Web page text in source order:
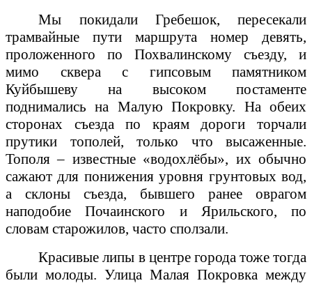
Мы покидали Гребешок, пересекали
трамвайные пути маршрута номер девять,
проложенного по Похвалинскому съезду, и
мимо сквера с гипсовым памятником
Куйбышеву на высоком постаменте
поднимались на Малую Покровку. На обеих
сторонах съезда по краям дороги торчали
прутики тополей, только что высаженные.
Тополя – известные «водохлёбы», их обычно
сажают для понижения уровня грунтовых вод,
а склоны съезда, бывшего ранее оврагом
наподобие Почаинского и Ярильского, по
словам старожилов, часто сползали.
Красивые липы в центре города тоже тогда
были молоды. Улица Малая Покровка между